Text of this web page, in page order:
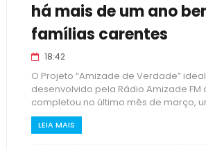
há mais de um ano
famílias carentes
18:42
O Projeto “Amizade de Verdade”
desenvolvido pela Rádio Amizade FM
completou no último mês de março,
LEIA MAIS